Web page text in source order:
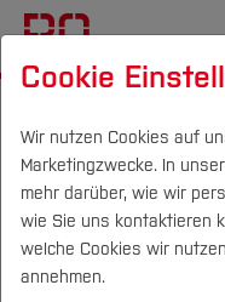
Campus
CSEQ @ NRW
Cookie
Wir nutzen Cookies auf
Marketingzwecke. In
mehr darüber, wie wir
wie Sie uns kontaktieren
welche Cookies wir
annehmen.